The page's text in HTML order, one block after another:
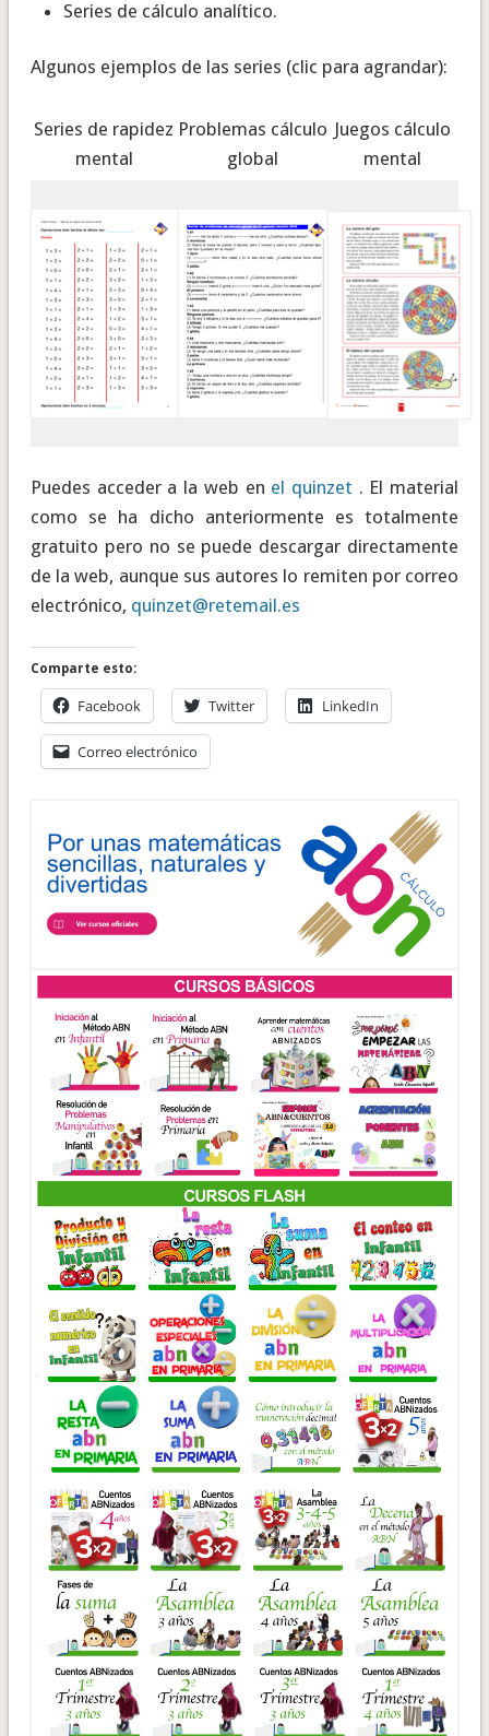
Series de cálculo analítico.
Algunos ejemplos de las series (clic para agrandar):
Series de rapidez
mental
Problemas cálculo
global
Juegos cálculo
mental
Puedes acceder a la web en el quinzet . El material
como se ha dicho anteriormente es totalmente
gratuito pero no se puede descargar directamente
de la web, aunque sus autores lo remiten por correo
electrónico, quinzet@retemail.es
Comparte esto:
Facebook Twitter LinkedIn
Correo electrónico